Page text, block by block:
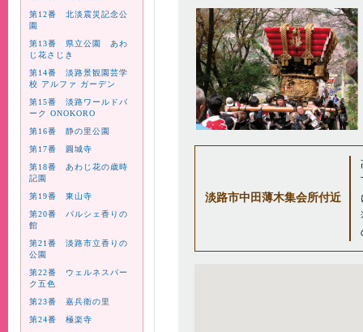
第12番 北淡震災記念公
園
第13番 県立公園 あわ
じ花さじき
第14番 淡路景観園芸学
校 アルファ ガーデン
第15番 淡路ワールドパ
ーク ONOKORO
第16番 静の里公園
第17番 圓城寺
第18番 あわじ花の歳時
記園
第19番 東山寺
第20番 パルシェ香りの
館
第21番 淡路市立香りの
公園
第22番 ウェルネスパー
ク五色
第23番 嘉兵衛の里
第24番 極楽寺
淡路市中田薄木集会所付近